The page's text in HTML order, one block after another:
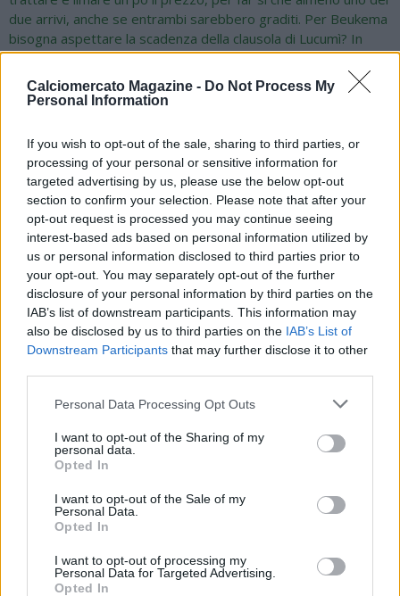
Calciomercato Magazine - Do Not Process My
Personal Information
If you wish to opt-out of the sale, sharing to third parties, or
processing of your personal or sensitive information for
targeted advertising by us, please use the below opt-out
section to confirm your selection. Please note that after your
opt-out request is processed you may continue seeing
interest-based ads based on personal information utilized by
us or personal information disclosed to third parties prior to
your opt-out. You may separately opt-out of the further
disclosure of your personal information by third parties on the
IAB’s list of downstream participants. This information may
also be disclosed by us to third parties on the IAB’s List of
Downstream Participants that may further disclose it to other
Personal Data Processing Opt Outs
I want to opt-out of the Sharing of my
personal data.
Opted In
I want to opt-out of the Sale of my
Personal Data.
Opted In
I want to opt-out of processing my
Personal Data for Targeted Advertising.
Opted In
due arrivi, anche se entrambi sarebbero graditi. Per Beukema
bisogna aspettare la scadenza della clausola di Lucumì? In
queste prime fasi, ci sono delle considerazioni anche degli
allenatori. Uno bravo come Italiano vorrà delle garanzie per
privarsi di questi due calciatori. Fa piacere che il Napoli, oltre
calciatori validi per il progetto di Conte. Il Napoli è partito in
quarta e può fare un mercato di altissimo livello. Mercato del
Club? Ho visto solo alcune partite, credo sia una competizione
a livello economico, viste le condizioni del terreno di gioco e
climatiche. Vediamo squadre stanche. E' vero ci sono qualità
individuali importanti, ma con il calcio che siamo abituati noi è
qualcosa di diverso. Si vede che è una competizione fatta solo
per scopo economico. Mertens e Hamsik? E’ una brutta
notizia il loro ritiro, sono due campioni che hanno indossato la
maglia del Napoli e fatto grandi cose, ma sarà bello vederli
giocare ancora una volta insieme. Peccato non abbiano vinto lo
Scudetto e sono due icone per il Napoli. Nunez e Lucca, con il
primo che ha dato ampia disponibilità. E' l'effetto De Bruyne e
nel 2004 con lui e si presentò dicendo che l'avrebbe riportata
ad alti livelli. Oggi il fatto che un calciatore come Nunez apre al
Napoli, è la vittoria di tutto quello che rappresenta il Napoli. Se
De Bruyne accetta il Napoli per vincere ancora, è un
grandissimo traguardo per Napoli calcio e Napoli città, che è
cresciuta diametralmente alla squadra di calcio. Una tifoseria
che non ha mai abbandonato questa squadra. E’ una vittoria
Napoli che diventa sempre più internazionale”.